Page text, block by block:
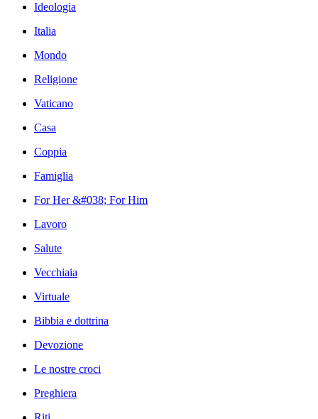
Ideologia
Italia
Mondo
Religione
Vaticano
Casa
Coppia
Famiglia
For Her &#038; For Him
Lavoro
Salute
Vecchiaia
Virtuale
Bibbia e dottrina
Devozione
Le nostre croci
Preghiera